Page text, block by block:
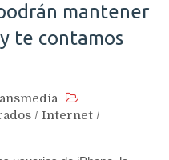
mantener
te contamos
/ Internet /